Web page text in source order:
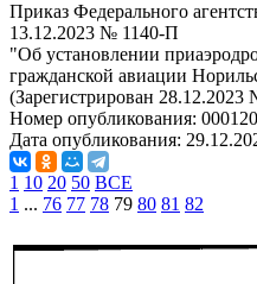
Приказ Федерального
13.12.2023 № 1140-П
"Об установлении
гражданской авиации
(Зарегистрирован 28.12.2023
Номер опубликования:
Дата опубликования:
1 10 20 50 ВСЕ
1 ... 76 77 78 79 80 81 82